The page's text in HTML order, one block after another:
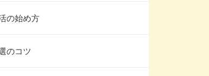
の始め方
のコツ